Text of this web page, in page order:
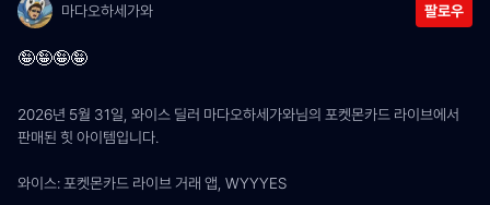
마다오하세가와 팔로우
🤪🤪🤪🤪
2026년 5월 31일, 와이스 딜러 마다오하세가와님의 포켓몬카드 라이브에서
판매된 힛 아이템입니다.
와이스: 포켓몬카드 라이브 거래 앱, WYYYES